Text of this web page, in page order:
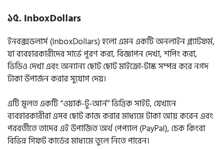
১৫. InboxDollars
ইনবক্সডলার্স (InboxDollars) হলো এমন একটি অনলাইন প্ল্যাটফর্ম,
যা ব্যবহারকারীদের সার্ভে পূরণ করা, বিজ্ঞাপন দেখা, শপিং করা,
ভিডিও দেখা এবং অন্যান্য ছোট ছোট মাইক্রো-টাস্ক সম্পন্ন করে নগদ
টাকা উপার্জন করার সুযোগ দেয়।
এটি মূলত একটি “ওয়ার্ক-টু-আর্ন” ভিত্তিক সাইট, যেখানে
ব্যবহারকারীরা এসব ছোট কাজ করার মাধ্যমে টাকা আয় করেন এবং
পরবর্তীতে তাদের এই উপার্জিত অর্থ পেপ্যাল (PayPal), চেক কিংবা
বিভিন্ন গিফট কার্ডের মাধ্যমে তুলে নিতে পারেন।